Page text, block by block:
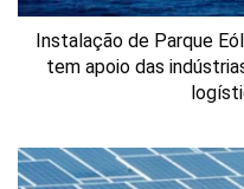
Instalação de Parque
tem apoio das